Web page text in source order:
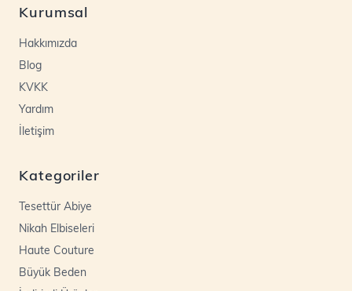
Kurumsal
Hakkımızda
Blog
KVKK
Yardım
İletişim
Kategoriler
Tesettür Abiye
Nikah Elbiseleri
Haute Couture
Büyük Beden